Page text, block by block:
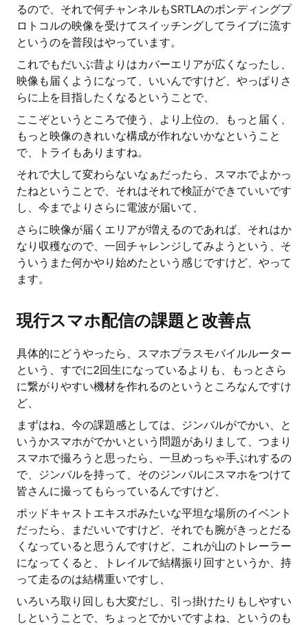
るので、それで何チャンネルもSRTLAのボンディングプ
ロトコルの映像を受けてスイッチングしてライブに流す
というのを普段はやっています。
これでもだいぶ昔よりはカバーエリアが広くなったし、
映像も届くようになって、いいんですけど、やっぱりさ
らに上を目指したくなるということで、
ここぞというところで使う、より上位の、もっと届く、
もっと映像のきれいな構成が作れないかなということ
で、トライもありますね。
それで大して変わらないなぁだったら、スマホでよかっ
たねということで、それはそれで検証ができていいです
し、今までよりさらに電波が届いて、
さらに映像が届くエリアが増えるのであれば、それはか
なり収穫なので、一回チャレンジしてみようという、そ
ういうまた何かやり始めたという感じですけど、やって
ます。
現行スマホ配信の課題と改善点
具体的にどうやったら、スマホプラスモバイルルーター
という、すでに2回生になっているよりも、もっとさら
に繋がりやすい機材を作れるのというところなんですけ
ど、
まずはね、今の課題感としては、ジンバルがでかい、と
いうかスマホがでかいという問題がありまして、つまり
スマホで撮ろうと思ったら、一旦めっちゃ手ぶれするの
で、ジンバルを持って、そのジンバルにスマホをつけて
皆さんに撮ってもらっているんですけど、
ポッドキャストエキスポみたいな平坦な場所のイベント
だったら、まだいいですけど、それでも腕がきっとだる
くなっていると思うんですけど、これが山のトレーラー
になってくると、トレイルで結構振り回すというか、持
って走るのは結構重いですし、
いろいろ取り回しも大変だし、引っ掛けたりもしやすい
しということで、ちょっとでかいですよね、というのも